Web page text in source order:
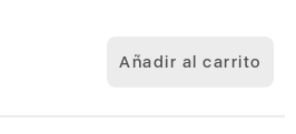
Añadir al carrito